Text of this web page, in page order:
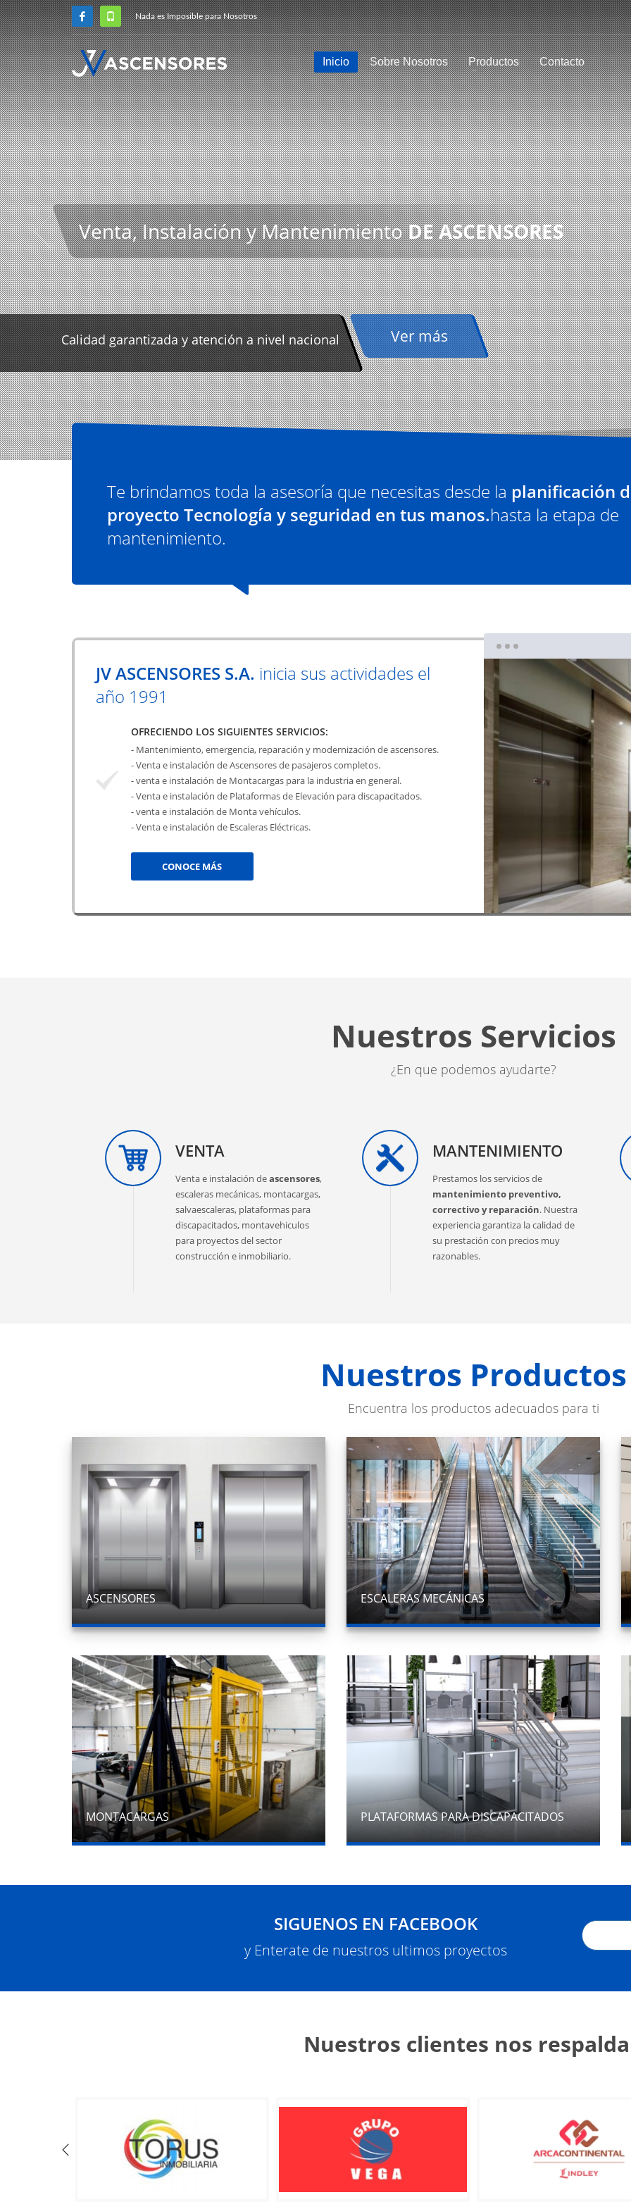
Nada es Imposible para Nosotros
Inicio Sobre Nosotros Productos Contacto
Venta, Instalación y MantenimientoDE ASCENSORES
Calidad garantizada y atención a nivel nacional Ver más
Te brindamos toda la asesoría que necesitas desde la planificación
proyecto Tecnología y seguridad en tus manos.hasta la etapa de
mantenimiento.
JV ASCENSORES S.A. inicia sus actividades el
año 1991
OFRECIENDO LOS SIGUIENTES SERVICIOS:
- Mantenimiento, emergencia, reparación y modernización de ascensores.
- Venta e instalación de Ascensores de pasajeros completos.
- venta e instalación de Montacargas para la industria en general.
- Venta e instalación de Plataformas de Elevación para discapacitados.
- venta e instalación de Monta vehículos.
- Venta e instalación de Escaleras Eléctricas.
CONOCE MÁS
Nuestros Servicios
¿En que podemos ayudarte?
VENTA
Venta e instalación deascensores,
escaleras mecánicas, montacargas,
salvaescaleras, plataformas para
discapacitados, montavehiculos
para proyectos del sector
construcción e inmobiliario.
MANTENIMIENTO
Prestamos los servicios de
mantenimiento preventivo,
correctivo y reparación. Nuestra
experiencia garantiza la calidad de
su prestación con precios muy
razonables.
Nuestros Productos
Encuentra los productos adecuados para ti
ASCENSORES ESCALERAS MECÁNICAS
MONTACARGAS PLATAFORMAS PARA DISCAPACITADOS
SIGUENOS EN FACEBOOK
y Enterate de nuestros ultimos proyectos
Nuestros clientes nos